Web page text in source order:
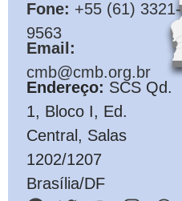
Fone: +55 (61) 3321-
9563
Email:
cmb@cmb.org.br
Endereço: SCS Qd.
1, Bloco I, Ed.
Central, Salas
1202/1207
Brasília/DF